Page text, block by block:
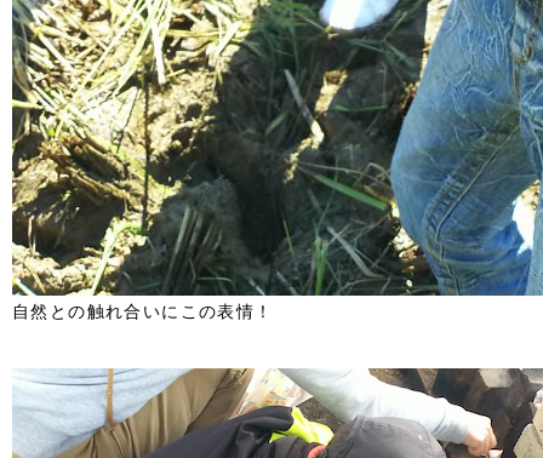
自然との触れ合いにこの表情！